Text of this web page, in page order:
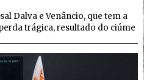
Dalva e Venâncio, que tem a
trágica, resultado do ciúme